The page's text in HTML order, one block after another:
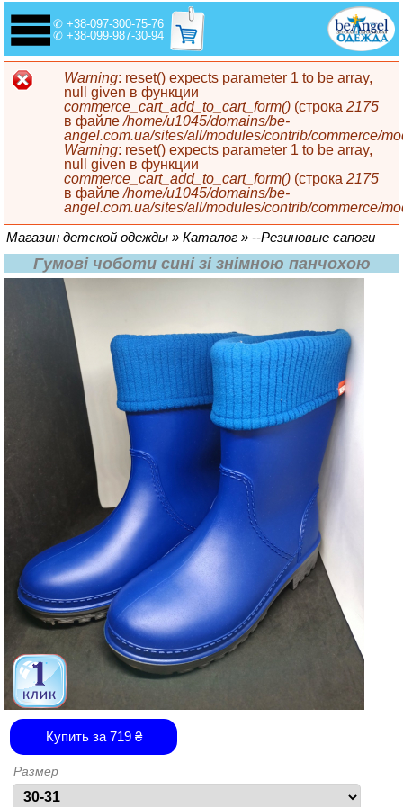
✆ +38-097-300-75-76
✆ +38-099-987-30-94
Сообщение об ошибке
Warning: reset() expects parameter 1 to be array,
null given в функции
commerce_cart_add_to_cart_form() (строка 2175
в файле/home/u1045/domains/be-
angel.com.ua/sites/all/modules/contrib/commerce/
Warning: reset() expects parameter 1 to be array,
null given в функции
commerce_cart_add_to_cart_form() (строка 2175
в файле/home/u1045/domains/be-
angel.com.ua/sites/all/modules/contrib/commerce/
Вы здесь
Магазин детской одежды » Каталог » --Резиновые сапоги
Гумові чоботи сині зі знімною панчохою
Купить за 719₴
Размер